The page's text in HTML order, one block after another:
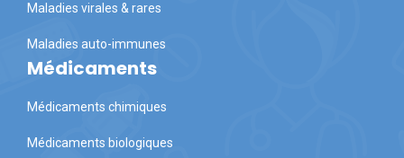
Maladies virales & rares
Maladies auto-immunes
Médicaments
Médicaments chimiques
Médicaments biologiques